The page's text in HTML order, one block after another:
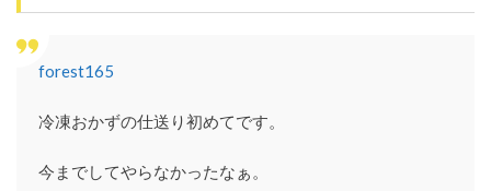
forest165
冷凍おかずの仕送り初めてです。
今までしてやらなかったなぁ。